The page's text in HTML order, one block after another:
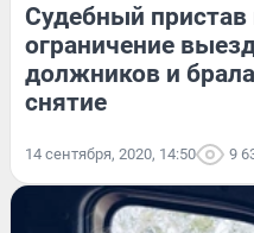
Судебный
ограничение
должников и
снятие
14 сентября, 2020, 14:50 9